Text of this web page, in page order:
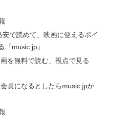
で読めて、映画に使えるポイ
『music.jp』
を無料で読む」視点で見る
員になるとしたらmusic.jpか